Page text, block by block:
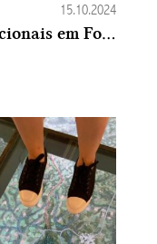
15.10.2024
Pedágio nas pontes internacionais em Foz do Iguaçu ?